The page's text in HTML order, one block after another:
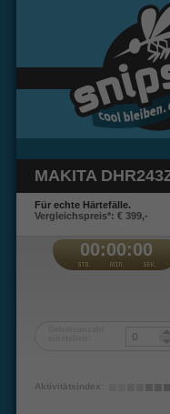
MAKITA
Für echte Härtefälle.
Vergleichspreis*: € 399,-
00:00:00
Aktivitätsindex: